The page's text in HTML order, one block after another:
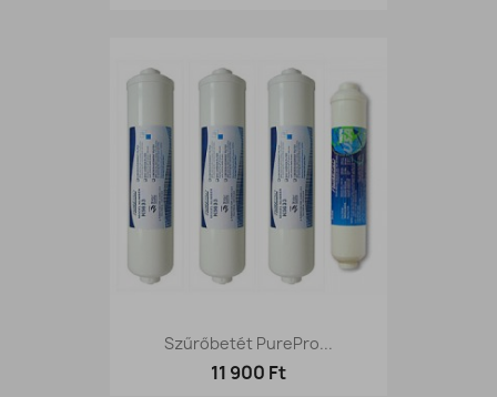
Szűrőbetét PurePro...
11 900 Ft